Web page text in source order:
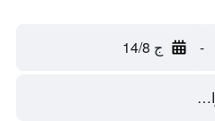
- ج 14/8